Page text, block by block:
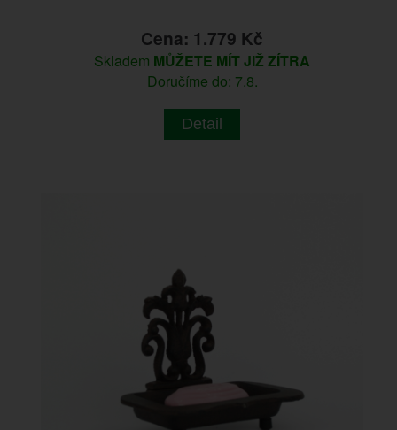
Cena: 1.779 Kč
Skladem MŮŽETE MÍT JIŽ ZÍTRA
Doručíme do: 7.8.
Detail